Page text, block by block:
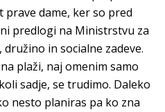
prave dame, ker so pred
predlogi na Ministrstvu za
družino in socialne zadeve.
plaži, naj omenim samo
sadje, se trudimo. Daleko
nesto planiras pa ko zna